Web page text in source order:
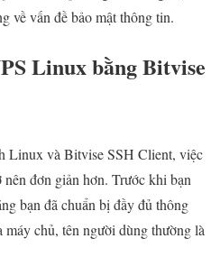
về vấn đề bảo mật thông tin.
Linux bằng Bitvise
Linux và Bitvise SSH Client, việc
đơn giản hơn. Trước khi bạn
bạn đã chuẩn bị đầy đủ thông
chủ, tên người dùng thường là